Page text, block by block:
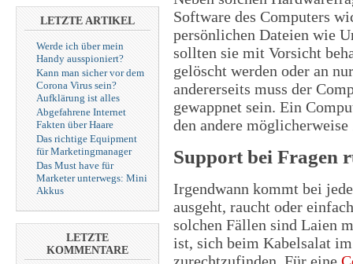
LETZTE ARTIKEL
Werde ich über mein
Handy ausspioniert?
Kann man sicher vor dem
Corona Virus sein?
Aufklärung ist alles
Abgefahrene Internet
Fakten über Haare
Das richtige Equipment
für Marketingmanager
Das Must have für
Marketer unterwegs: Mini
Akkus
LETZTE
KOMMENTARE
Software des Computers
persönlichen Dateien wie
sollten sie mit Vorsicht
gelöscht werden oder an
andererseits muss der
gewappnet sein. Ein
den andere
Support bei Fragen
Irgendwann kommt bei
ausgeht, raucht oder
solchen Fällen sind Laien
ist, sich beim Kabelsalat